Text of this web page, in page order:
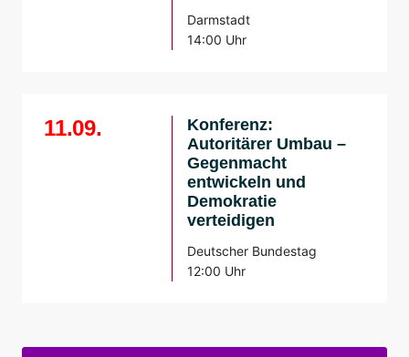
Darmstadt
14:00 Uhr
11.09.
Konferenz:
Autoritärer Umbau –
Gegenmacht
entwickeln und
Demokratie
verteidigen
Deutscher Bundestag
12:00 Uhr